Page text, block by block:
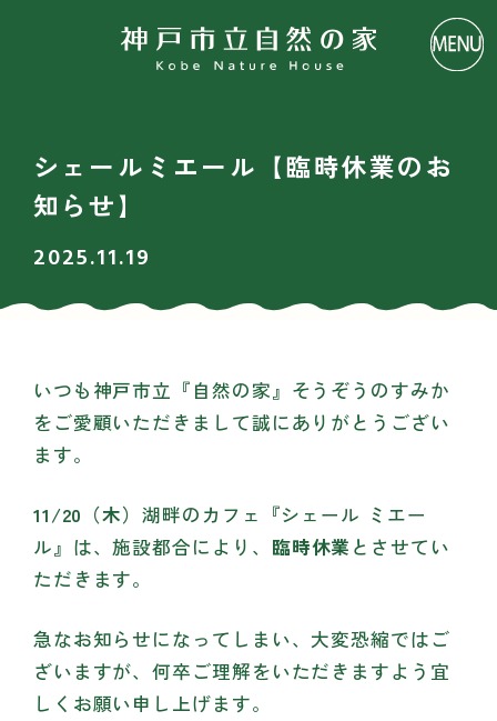
シェールミエール【臨時休業のお
知らせ】
2025.11.19
いつも神戸市立『自然の家』そうぞうのすみか
をご愛顧いただきまして誠にありがとうござい
ます。
11/20（木）湖畔のカフェ『シェール ミエー
ル』は、施設都合により、 臨時休業 とさせてい
ただきます。
急なお知らせになってしまい、大変恐縮ではご
ざいますが、何卒ご理解をいただきますよう宜
しくお願い申し上げます。